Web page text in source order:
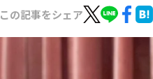
この記事をシェア